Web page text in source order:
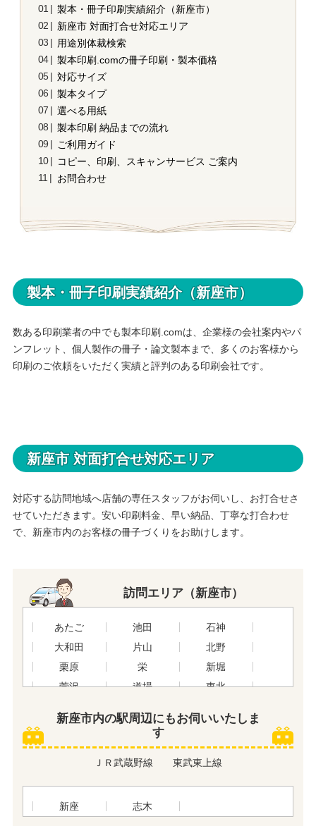
製本・冊子印刷実績紹介（新座市）
新座市 対面打合せ対応エリア
用途別体裁検索
製本印刷.comの冊子印刷・製本価格
対応サイズ
製本タイプ
選べる用紙
製本印刷 納品までの流れ
ご利用ガイド
コピー、印刷、スキャンサービス ご案内
お問合わせ
製本・冊子印刷実績紹介（新座市）
数ある印刷業者の中でも製本印刷.comは、企業様の会社案内やパ
ンフレット、個人製作の冊子・論文製本まで、多くのお客様から
印刷のご依頼をいただく実績と評判のある印刷会社です。
新座市 対面打合せ対応エリア
対応する訪問地域へ店舗の専任スタッフがお伺いし、お打合せさ
せていただきます。安い印刷料金、早い納品、丁寧な打合わせ
で、新座市内のお客様の冊子づくりをお助けします。
訪問エリア（新座市）
あたご 池田
石神
大和田
片山
北野
栗原
栄
新堀
菅沢
道場
東北
西堀
野寺
野火止
畑中
馬場
東
本多
新座市内の駅周辺にもお伺いいたしま
す
ＪＲ武蔵野線 東武東上線
新座 志木